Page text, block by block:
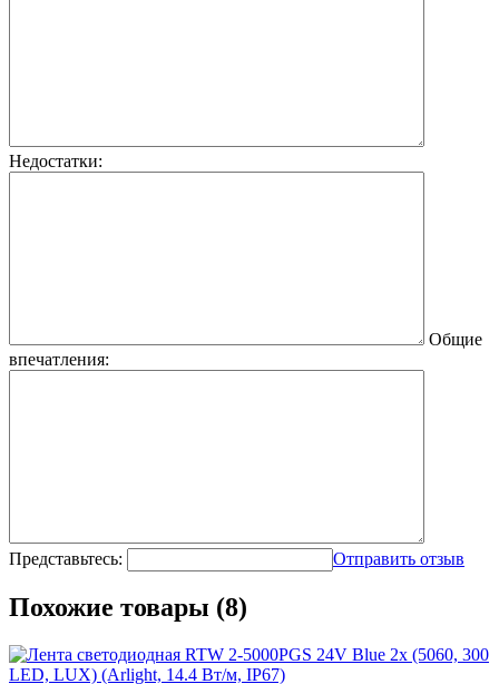
Недостатки:
Общие
впечатления:
Представьтесь: Отправить отзыв
Похожие товары (8)